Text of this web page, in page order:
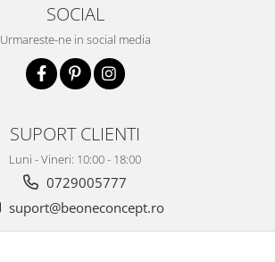
SOCIAL
Urmareste-ne in social media
SUPORT CLIENTI
Luni - Vineri: 10:00 - 18:00
0729005777
suport@beoneconcept.ro